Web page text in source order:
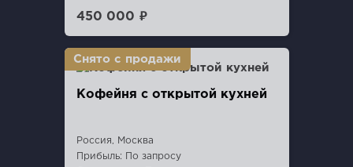
450 000 ₽
Кофейня с открытой кухней
Россия, Москва
Прибыль: По запросу